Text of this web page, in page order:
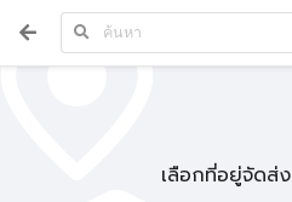
เลือกที่อยู่จัดส่ง